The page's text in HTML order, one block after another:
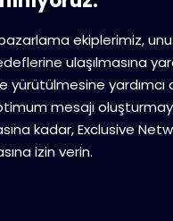
ekiplerimiz,
ulaşılmasına
yürütülmesine yardımcı
mesajı
kadar, Exclusive
izin verin.